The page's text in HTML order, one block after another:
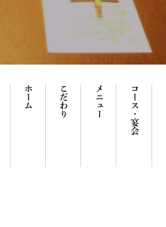
ホーム こだわり メニュー コース・宴会